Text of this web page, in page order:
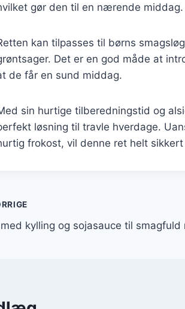
gør den til en nærende middag.
kan tilpasses til børns
Det er en god måde at
de får en sund middag.
sin hurtige tilberedningstid og
løsning til travle hverdage.
frokost, vil denne ret helt
kylling og sojasauce til smagfuld